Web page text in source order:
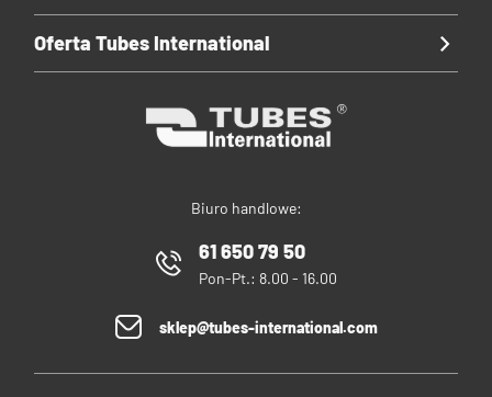
Biuro handlowe:
61 650 79 50
Pon-Pt.: 8.00 - 16.00
sklep@tubes-international.com
Oferta Tubes International